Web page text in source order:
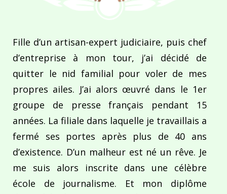
Fille d’un artisan-expert judiciaire, puis chef
d’entreprise à mon tour, j’ai décidé de
quitter le nid familial pour voler de mes
propres ailes. J’ai alors œuvré dans le 1er
groupe de presse français pendant 15
années. La filiale dans laquelle je travaillais a
fermé ses portes après plus de 40 ans
d’existence. D’un malheur est né un rêve. Je
me suis alors inscrite dans une célèbre
école de journalisme. Et mon diplôme